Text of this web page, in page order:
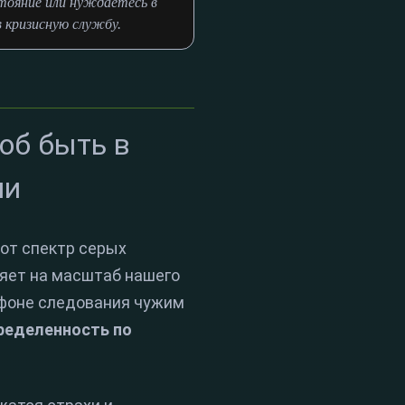
кризисную службу.
быть в
спектр серых
на масштаб нашего
следования чужим
по